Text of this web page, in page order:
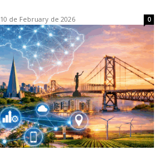
10 de February de 2026 0